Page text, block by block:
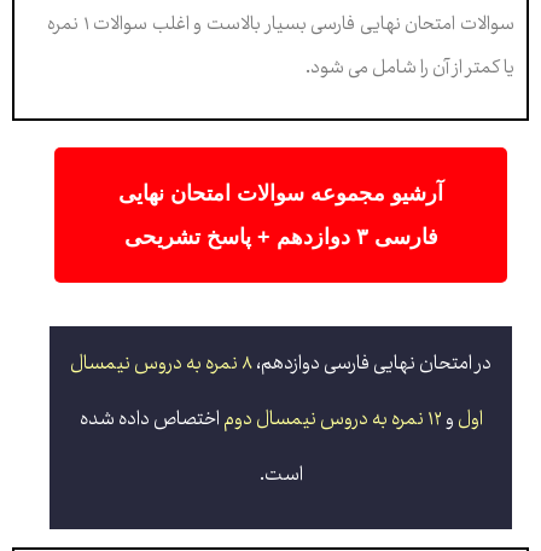
سوالات امتحان نهایی فارسی بسیار بالاست و اغلب سوالات ۱ نمره
یا کمتر از آن را شامل می شود.
آرشیو مجموعه سوالات امتحان نهایی
فارسی ۳ دوازدهم + پاسخ تشریحی
در امتحان نهایی فارسی دوازدهم، ۸ نمره به دروس نیمسال
اولو
اختصاص داده شده
است.